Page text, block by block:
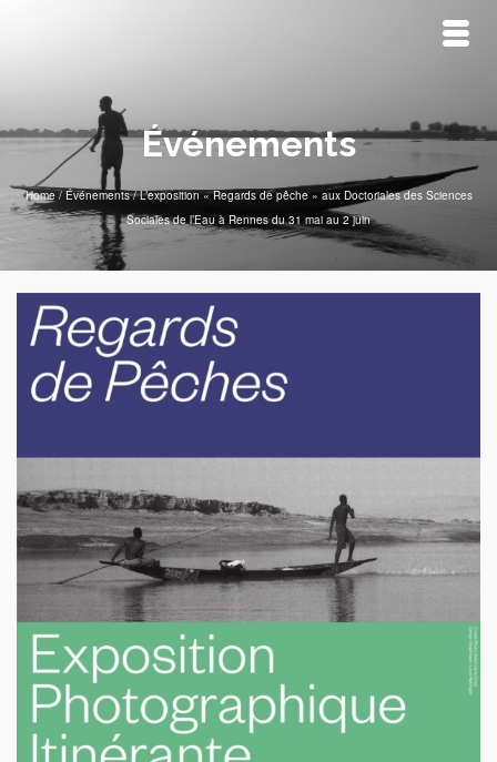
Événements
Home / Événements / L’exposition « Regards de pêche » aux Doctoriales des Sciences
Sociales de l’Eau à Rennes du 31 mai au 2 juin